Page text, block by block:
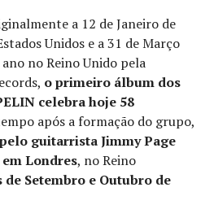
a 12 de Janeiro de
Unidos e a 31 de Março
no Reino Unido pela
o primeiro álbum dos
celebra hoje 58
após a formação do grupo,
guitarrista Jimmy Page
Londres, no Reino
de Setembro e Outubro de